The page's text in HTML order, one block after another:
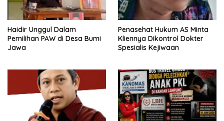
Haidir Unggul Dalam
Pemilihan PAW di Desa Bumi
Jawa
Penasehat Hukum AS Minta
Kliennya Dikontrol Dokter
Spesialis Kejiwaan